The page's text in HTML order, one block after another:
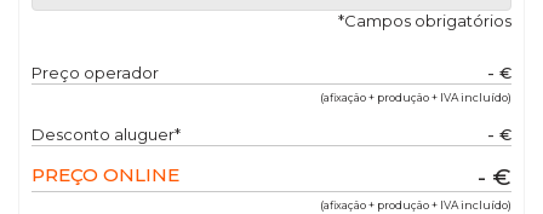
*Campos obrigatórios
Preço operador - €
(afixação + produção + IVA incluído)
Desconto aluguer* - €
PREÇO ONLINE - €
(afixação + produção + IVA incluído)